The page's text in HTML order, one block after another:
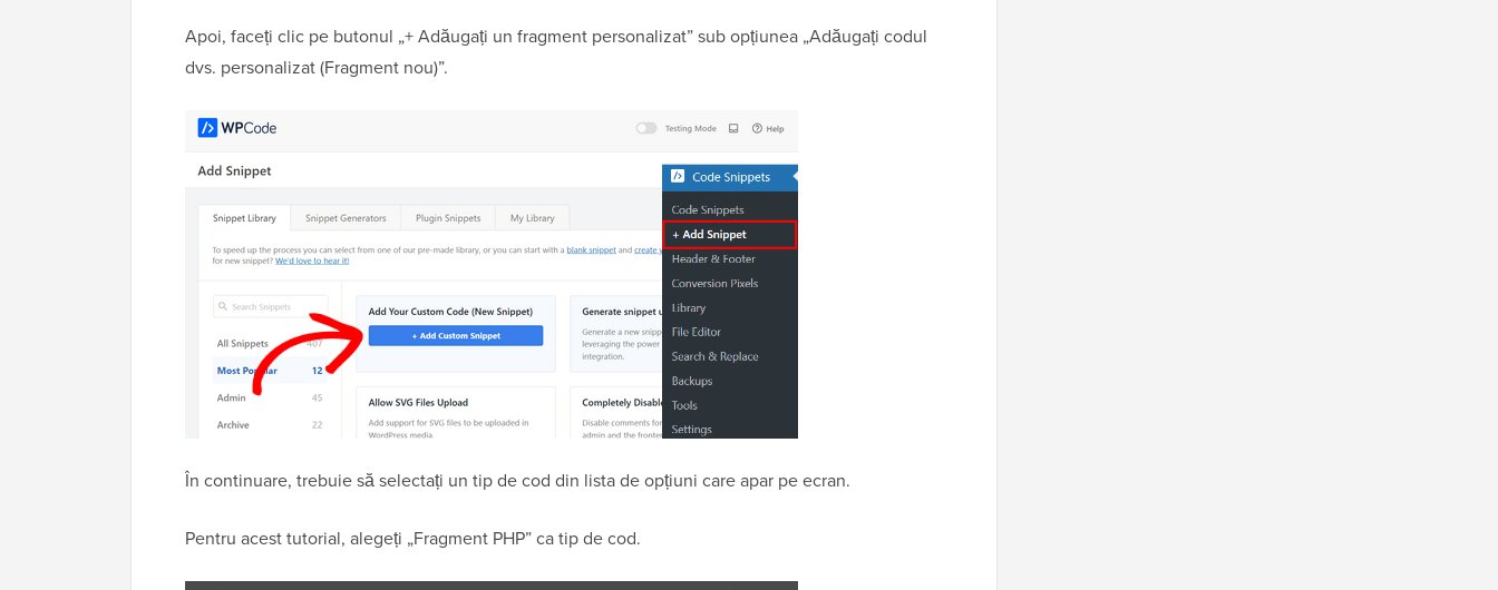
Apoi, faceți clic pe butonul „+ Adăugați un fragment personalizat” sub opțiunea „Adăugați codul
dvs. personalizat (Fragment nou)”.
În continuare, trebuie să selectați un tip de cod din lista de opțiuni care apar pe ecran.
Pentru acest tutorial, alegeți „Fragment PHP” ca tip de cod.